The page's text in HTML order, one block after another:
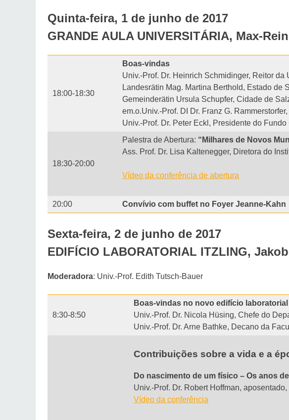
Quinta-feira, 1 de junho de 2017
GRANDE AULA UNIVERSITÁRIA, Max-
18:00-18:30
Boas-vindas
Univ.-Prof. Dr. Heinrich Schmidinger, Reitor
Landesrätin Mag. Martina Berthold, Estado de
Gemeinderätin Ursula Schupfer, Cidade de
em.o.Univ.-Prof. DI Dr. Franz G.
Univ.-Prof. Dr. Peter Eckl, Presidente do
18:30-20:00
Palestra de Abertura: “Milhares de Novos
Ass. Prof. Dr. Lisa Kaltenegger, Diretora do
Vídeo da conferência de abertura
20:00 Convívio com buffet no Foyer Jeanne-Kahn
Sexta-feira, 2 de junho de 2017
EDIFÍCIO LABORATORIAL ITZLING,
Moderadora: Univ.-Prof. Edith Tutsch-Bauer
8:30-8:50
Boas-vindas no novo edifício
Univ.-Prof. Dr. Nicola Hüsing, Chefe do
Univ.-Prof. Dr. Arne Bathke, Decano da
Contribuições sobre a vida e a
Do nascimento de um físico – Os anos
Univ.-Prof. Dr. Robert Hoffman,
Vídeo da conferência